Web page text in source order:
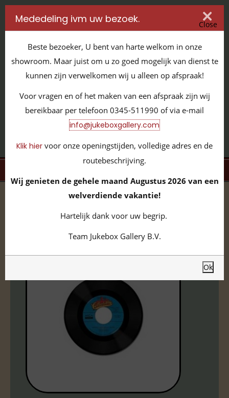
IT'S ALL ABOUT JUKEBOXES
GILDENSTRAAT 32 / 4143 HS LEERDAM / TEL:
0345 - 511990
INFO@JUKEBOXGALLERY.COM
volledige collectie / vinyl 45 toeren
Mededeling ivm uw bezoek. Close
Beste bezoeker, U bent van harte welkom in onze
showroom. Maar juist om u zo goed mogelijk van dienst te
kunnen zijn verwelkomen wij u alleen op afspraak!
Voor vragen en of het maken van een afspraak zijn wij
bereikbaar per telefoon 0345-511990 of via e-mail
info@jukeboxgallery.com
Klik hier voor onze openingstijden, volledige adres en de
routebeschrijving.
Wij genieten de gehele maand Augustus 2026 van een
welverdiende vakantie!
Hartelijk dank voor uw begrip.
Team Jukebox Gallery B.V.
Ok